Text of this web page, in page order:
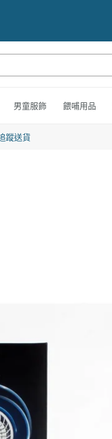
男童服飾 餵哺用品
蹤送貨